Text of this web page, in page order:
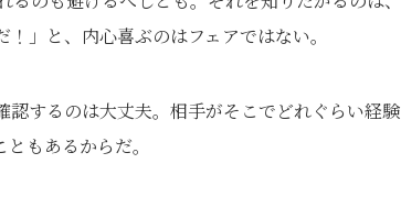
」と、内心喜ぶのはフェアではない。
するのは大丈夫。相手がそこでどれぐらい経験
もあるからだ。